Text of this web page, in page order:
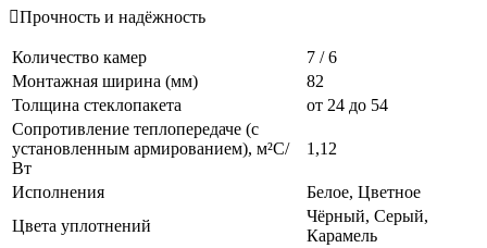
Прочность и надёжность
Количество камер
7 / 6
Монтажная ширина (мм)
82
Толщина стеклопакета
от 24 до 54
Сопротивление теплопередаче (с
установленным армированием), м²С/
Вт
1,12
Исполнения
Белое, Цветное
Цвета уплотнений
Чёрный, Серый,
Карамель